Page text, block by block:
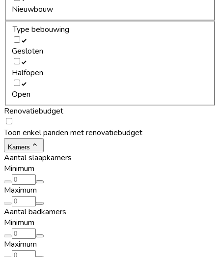
Nieuwbouw
Type bebouwing
Gesloten
Halfopen
Open
Renovatiebudget
Toon enkel panden met renovatiebudget
Kamers
Aantal slaapkamers
Minimum
Maximum
Aantal badkamers
Minimum
Maximum